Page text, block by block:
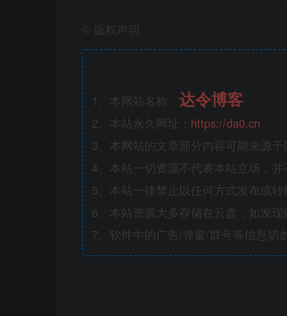
版权声明
1、本网站名称： 达令博客
2、本站永久网址： https://da0.cn
3、本网站的文章部分内容可能来源
4、本站一切资源不代表本站立场，
5、本站一律禁止以任何方式发布或
6、本站资源大多存储在云盘，如发
7、软件中的广告/弹窗/群号等信息切